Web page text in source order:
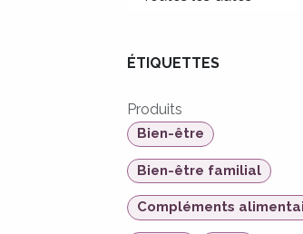
ÉTIQUETTES
Produits
Bien-être
Bien-être familial
Compléments